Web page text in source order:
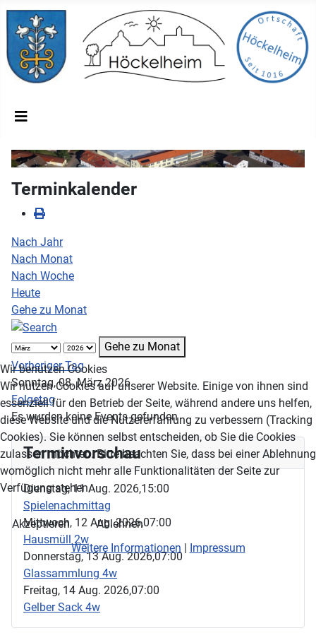
Terminkalender
Nach Jahr
Nach Monat
Nach Woche
Heute
Gehe zu Monat
Gehe zu Monat
Vorheriger Tag
Sonntag, 08. März 2026
Folgetag
Es wurden keine Events gefunden
Terminvorschau
Dienstag, 11 Aug. 2026,15:00
Spielenachmittag
Mittwoch, 12 Aug. 2026,07:00
Hausmüll 2w
Donnerstag, 13 Aug. 2026,07:00
Glassammlung 4w
Freitag, 14 Aug. 2026,07:00
Gelber Sack 4w
Wir benutzen Cookies
Wir nutzen Cookies auf unserer Website. Einige von ihnen sind
essenziell für den Betrieb der Seite, während andere uns helfen,
diese Website und die Nutzererfahrung zu verbessern (Tracking
Cookies). Sie können selbst entscheiden, ob Sie die Cookies
zulassen möchten. Bitte beachten Sie, dass bei einer Ablehnung
womöglich nicht mehr alle Funktionalitäten der Seite zur
Verfügung stehen.
Akzeptieren
Ablehnen
Weitere Informationen | Impressum